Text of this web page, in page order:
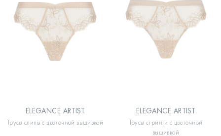
ELEGANCE ARTIST
Трусы слипы с цветочной вышивкой
ELEGANCE ARTIST
Трусы стринги с цветочной
вышивкой